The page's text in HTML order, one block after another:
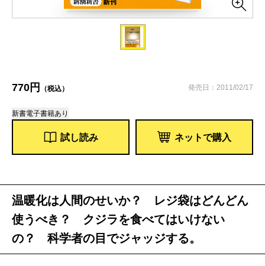
770円 （税込） 発売日：2011/02/17
新書電子書籍あり
試し読み ネットで購入
温暖化は人間のせいか？ レジ袋はどんどん
使うべき？ クジラを食べてはいけない
の？ 科学者の目でジャッジする。